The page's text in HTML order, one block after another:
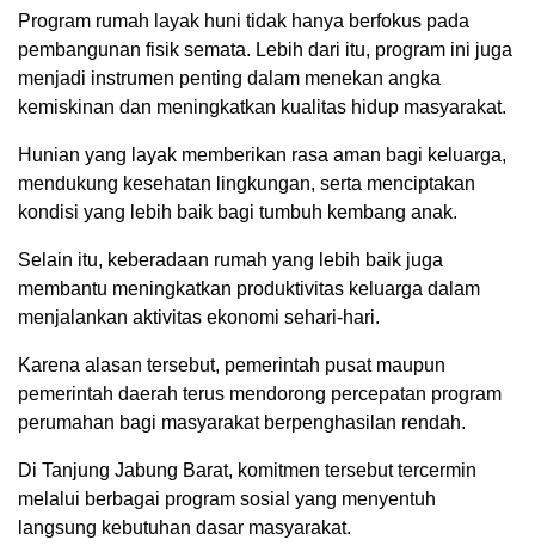
Program rumah layak huni tidak hanya berfokus pada
pembangunan fisik semata. Lebih dari itu, program ini juga
menjadi instrumen penting dalam menekan angka
kemiskinan dan meningkatkan kualitas hidup masyarakat.
Hunian yang layak memberikan rasa aman bagi keluarga,
mendukung kesehatan lingkungan, serta menciptakan
kondisi yang lebih baik bagi tumbuh kembang anak.
Selain itu, keberadaan rumah yang lebih baik juga
membantu meningkatkan produktivitas keluarga dalam
menjalankan aktivitas ekonomi sehari-hari.
Karena alasan tersebut, pemerintah pusat maupun
pemerintah daerah terus mendorong percepatan program
perumahan bagi masyarakat berpenghasilan rendah.
Di Tanjung Jabung Barat, komitmen tersebut tercermin
melalui berbagai program sosial yang menyentuh
langsung kebutuhan dasar masyarakat.